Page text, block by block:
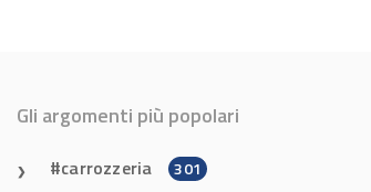
Gli argomenti più popolari
carrozzeria 301